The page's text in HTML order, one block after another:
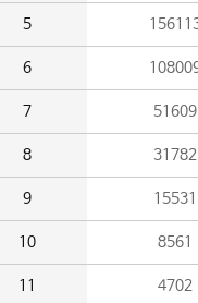
5
6
7 51609
8 31782
9 15531
10 8561
11 4702